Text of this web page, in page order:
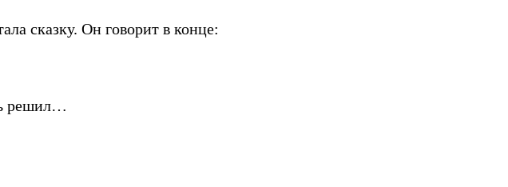
сказку. Он говорит в конце:
решил…